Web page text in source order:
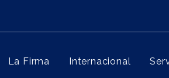
La Firma Internacional